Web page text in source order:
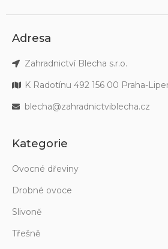
Adresa
Zahradnictví Blecha s.r.o.
K Radotínu 492 156 00 Praha-
blecha@zahradnictviblecha.cz
Kategorie
Ovocné dřeviny
Drobné ovoce
Slivoně
Třešně